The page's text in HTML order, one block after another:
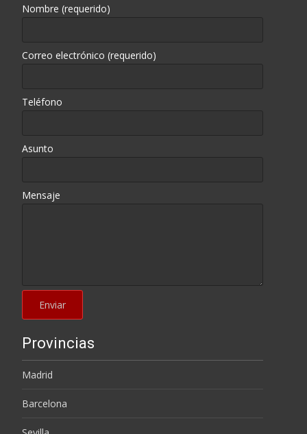
Nombre (requerido)
Correo electrónico (requerido)
Teléfono
Asunto
Mensaje
Provincias
Madrid
Barcelona